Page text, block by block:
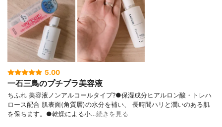
5.00
一石三鳥のプチプラ美容液
ちふれ 美容液ノンアルコールタイプ?●保湿成分ヒアルロン酸・トレハ
ロース配合 肌表面(角質層)の水分を補い、 長時間ハリと潤いのある肌
を保ちます。●乾燥による小…続きを見る